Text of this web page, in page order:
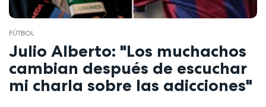
FÚTBOL
Julio Alberto: "Los muchachos
cambian después de escuchar
mi charla sobre las adicciones"